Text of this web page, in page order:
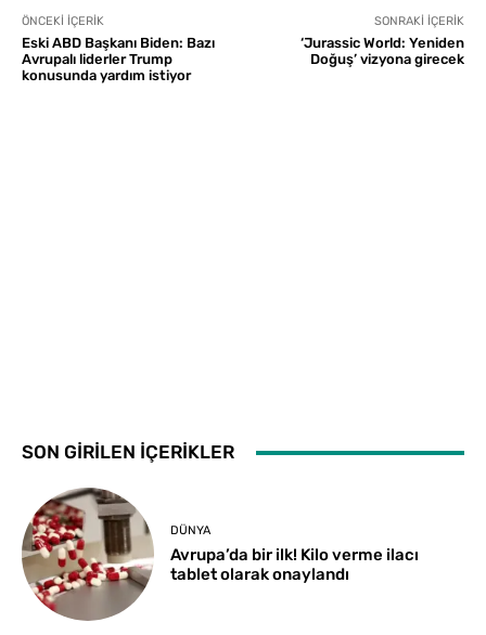
ÖNCEKI İÇERIK
Eski ABD Başkanı Biden: Bazı
Avrupalı liderler Trump
konusunda yardım istiyor
SONRAKI İÇERIK
‘Jurassic World: Yeniden
Doğuş’ vizyona girecek
SON GİRİLEN İÇERİKLER
DÜNYA
Avrupa’da bir ilk! Kilo verme ilacı
tablet olarak onaylandı